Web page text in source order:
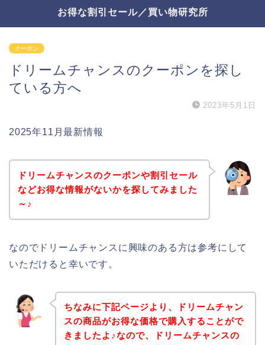
お得な割引セール／買い物研究所
クーポン
ドリームチャンスのクーポンを探し
ている方へ
2023年5月1日
2025年11月最新情報
ドリームチャンスのクーポンや割引セール
などお得な情報がないかを探してみました
～♪
なのでドリームチャンスに興味のある方は参考にして
いただけると幸いです。
ちなみに下記ページより、ドリームチャン
スの商品がお得な価格で購入することがで
きましたよ♪なので、ドリームチャンスの